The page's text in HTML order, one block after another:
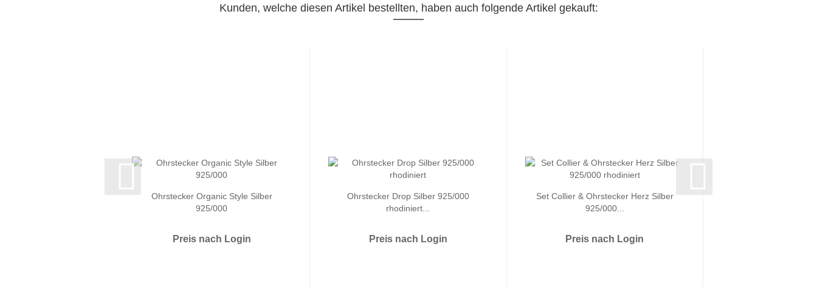
Kunden, welche diesen Artikel bestellten, haben auch folgende Artikel gekauft:
Ohrstecker Organic Style Silber
925/000
Preis nach Login
Ohrstecker Drop Silber 925/000
rhodiniert...
Preis nach Login
Set Collier & Ohrstecker Herz Silber
925/000...
Preis nach Login